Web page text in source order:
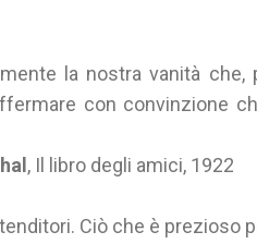
la nostra vanità
con convinzione
, Il libro degli amici, 1922
Ciò che è prezioso